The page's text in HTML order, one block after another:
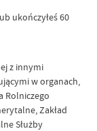
ukończyłeś 60
z innymi
w organach,
Rolniczego
Zakład
Służby